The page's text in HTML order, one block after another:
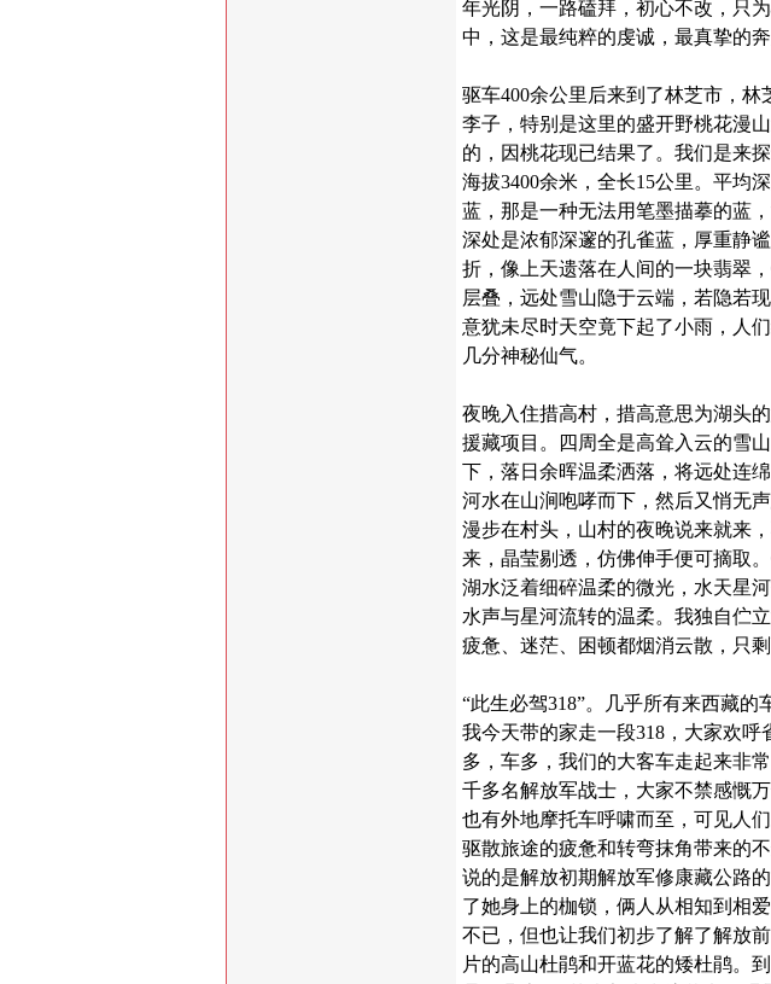
年光阴，一路磕拜，初心不改，只
中，这是最纯粹的虔诚，最真挚的
驱车400余公里后来到了林芝市，林
李子，特别是这里的盛开野桃花漫
的，因桃花现已结果了。我们是来
海拔3400余米，全长15公里。平均
蓝，那是一种无法用笔墨描摹的蓝
深处是浓郁深邃的孔雀蓝，厚重静
折，像上天遗落在人间的一块翡翠
层叠，远处雪山隐于云端，若隐若
意犹未尽时天空竟下起了小雨，人
几分神秘仙气。
夜晚入住措高村，措高意思为湖头
援藏项目。四周全是高耸入云的雪
下，落日余晖温柔洒落，将远处连
河水在山涧咆哮而下，然后又悄无
漫步在村头，山村的夜晚说来就来
来，晶莹剔透，仿佛伸手便可摘取
湖水泛着细碎温柔的微光，水天星
水声与星河流转的温柔。我独自伫
疲惫、迷茫、困顿都烟消云散，只
“此生必驾318”。几乎所有来西藏的
我今天带的家走一段318 ，大家欢呼
多，车多，我们的大客车走起来非
千多名解放军战士，大家不禁感慨
也有外地摩托车呼啸而至，可见人
驱散旅途的疲惫和转弯抹角带来的
说的是解放初期解放军修康藏公路
了她身上的枷锁，俩人从相知到相
不已，但也让我们初步了解了解放
片的高山杜鹃和开蓝花的矮杜鹃。